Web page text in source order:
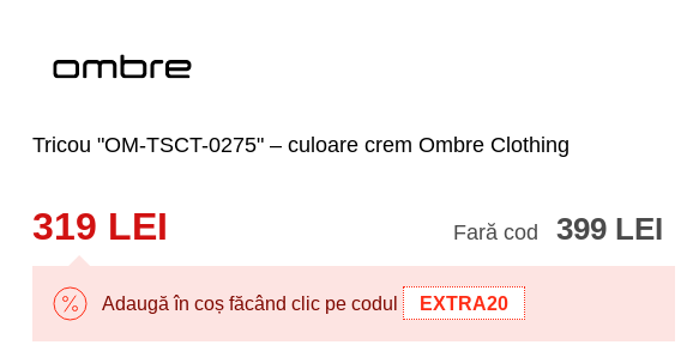
Tricou "OM-TSCT-0275" – culoare crem Ombre Clothing
319 LEI Fară cod 399 LEI
Adaugă în coș făcând clic pe codul EXTRA20